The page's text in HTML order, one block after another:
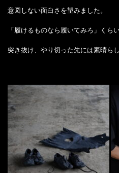
意図しない面白さを望みました。
「履けるものなら履いてみろ」くら
突き抜け、やり切った先には素晴ら